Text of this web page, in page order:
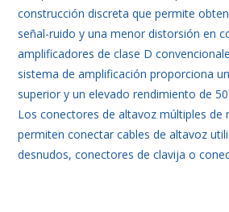
construcción discreta que permite
señal-ruido y una menor distorsión en
amplificadores de clase D
sistema de amplificación proporciona
superior y un elevado rendimiento de
Los conectores de altavoz múltiples de
permiten conectar cables de altavoz
desnudos, conectores de clavija o